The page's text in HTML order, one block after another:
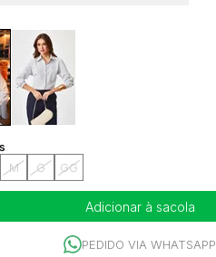
M G GG
Adicionar à sacola
PEDIDO VIA WHATSAPP